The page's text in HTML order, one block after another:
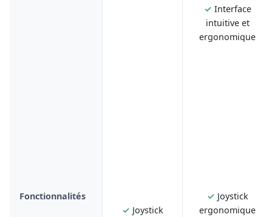
✓ Interface
intuitive et
ergonomique
Fonctionnalités
✓ Joystick
✓ Joystick
ergonomique